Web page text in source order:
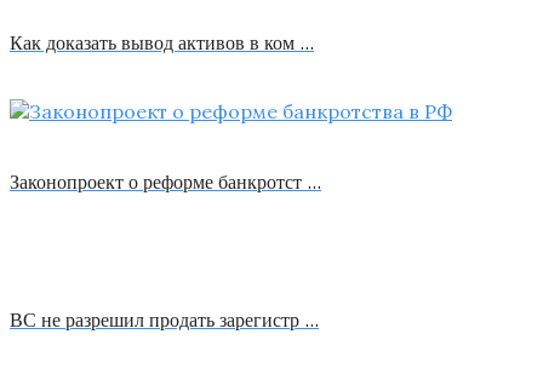
Как доказать вывод активов в ком …
Законопроект о реформе банкротст …
ВС не разрешил продать зарегистр …